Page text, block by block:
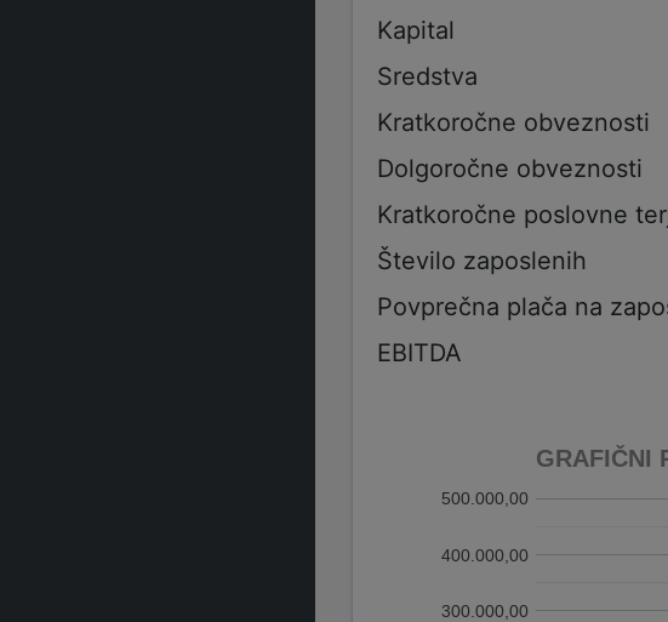
Kapital
Sredstva
Kratkoročne obveznosti
Dolgoročne obveznosti
Kratkoročne poslovne
Število zaposlenih
Povprečna plača na
EBITDA
GRAFIČNI
300.000,00
400.000,00
500.000,00